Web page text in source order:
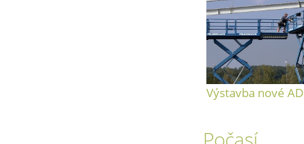
Výstavba nové AD